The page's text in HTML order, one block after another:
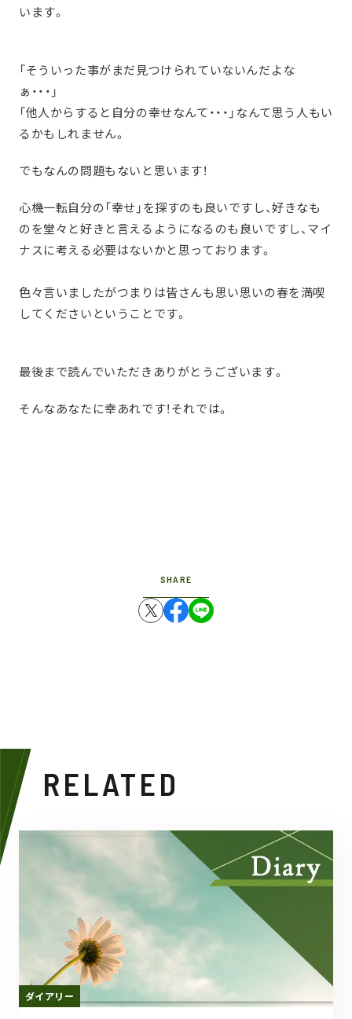
います。
「そういった事がまだ見つけられていないんだよな
ぁ・・・」
「他人からすると自分の幸せなんて・・・」なんて思う人もい
るかもしれません。
でもなんの問題もないと思います！
心機一転自分の「幸せ」を探すのも良いですし、好きなも
のを堂々と好きと言えるようになるのも良いですし、マイ
ナスに考える必要はないかと思っております。
色々言いましたがつまりは皆さんも思い思いの春を満喫
してくださいということです。
最後まで読んでいただきありがとうございます。
そんなあなたに幸あれです！それでは。
SHARE
RELATED
ダイアリー